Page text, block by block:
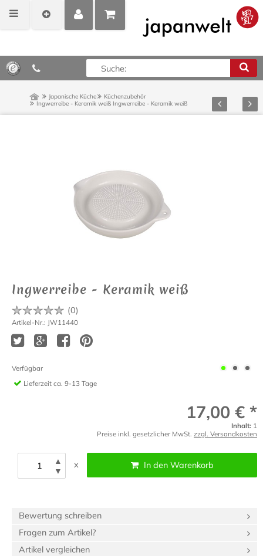
MEIN
POSITIONEN
ANZEIGEN
0,00 €*
Japanische Küche
Küchenzubehör
Ingwerreibe - Keramik weiß Ingwerreibe - Keramik weiß Zurück Vor
Ingwerreibe - Keramik weiß
(0)
Artikel-Nr.: JW11440
Verfügbar
Lieferzeit ca. 9-13 Tage
17,00 € *
Inhalt: 1
Preise inkl. gesetzlicher MwSt. zzgl. Versandkosten
▲
▼
x In den Warenkorb
Bewertung schreiben
Fragen zum Artikel?
Artikel vergleichen